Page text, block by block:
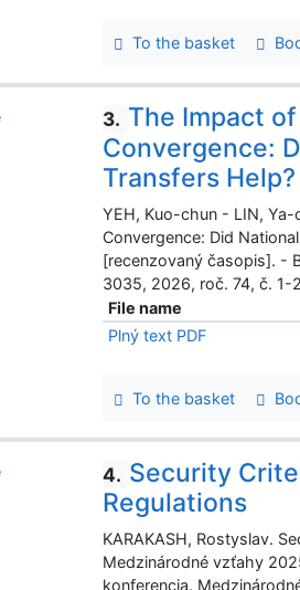
To the basket
3. The Impact
Convergence:
Transfers Help?
YEH, Kuo-chun - LIN,
Convergence: Did
[recenzovaný časopis]. -
3035, 2026, roč. 74, č. 1-
File name
Plný text PDF
To the basket
4. Security
Regulations
KARAKASH, Rostyslav.
Medzinárodné vzťahy
konferencia.